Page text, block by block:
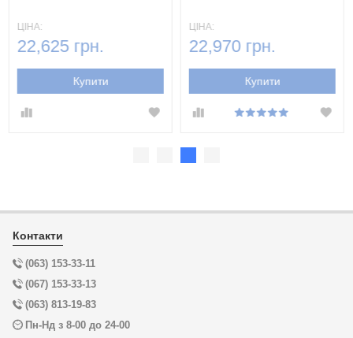
ЦІНА:
22,625 грн.
Купити
ЦІНА:
22,970 грн.
Купити
Контакти
(063) 153-33-11
(067) 153-33-13
(063) 813-19-83
Пн-Нд з 8-00 до 24-00